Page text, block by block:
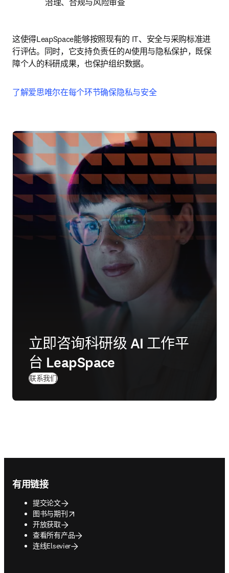
治理、合规与风险审查
这使得LeapSpace能够按照现有的 IT、安全与采购标准进
行评估。同时，它支持负责任的AI使用与隐私保护，既保
障个人的科研成果，也保护组织数据。
了解爱思唯尔在每个环节确保隐私与安全
立即咨询科研级 AI 工作平
台 LeapSpace
联系我们
有用链接
提交论文
图书与期刊
opens in new tab/window
开放获取
查看所有产品
连线Elsevier